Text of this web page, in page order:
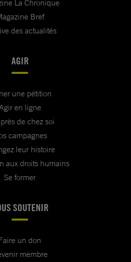
La Chronique
Bref
des actualités
AGIR
une pétition
Agir en ligne
de chez soi
campagnes
leur histoire
aux droits humains
Se former
SOUTENIR
un don
membre